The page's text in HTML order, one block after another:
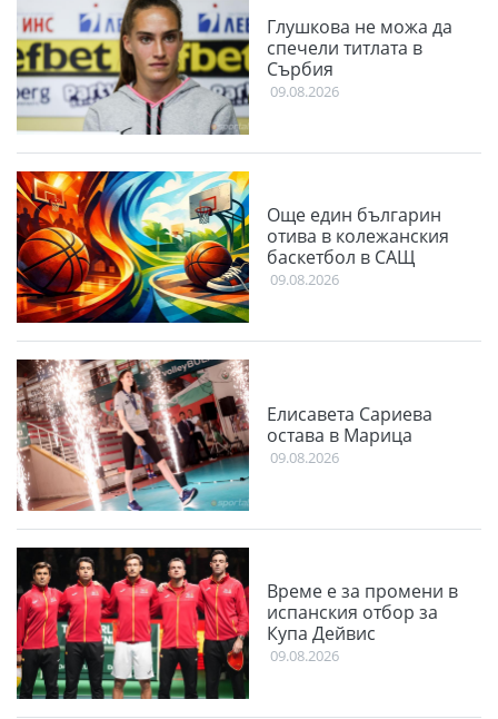
Глушкова не можа да
спечели титлата в
Сърбия
09.08.2026
Още един българин
отива в колежанския
баскетбол в САЩ
09.08.2026
Елисавета Сариева
остава в Марица
09.08.2026
Време е за промени в
испанския отбор за
Купа Дейвис
09.08.2026